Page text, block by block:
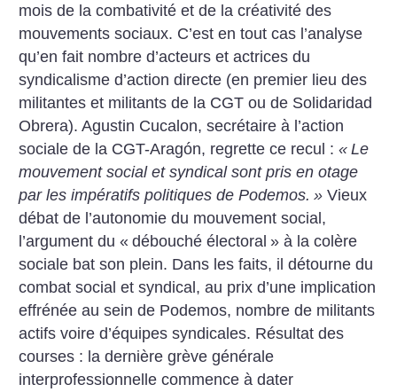
mois de la combativité et de la créativité des
mouvements sociaux. C’est en tout cas l’analyse
qu’en fait nombre d’acteurs et actrices du
syndicalisme d’action directe (en premier lieu des
militantes et militants de la CGT ou de Solidaridad
Obrera). Agustin Cucalon, secrétaire à l’action
sociale de la CGT-Aragón, regrette ce recul :« Le
mouvement social et syndical sont pris en otage
par les impératifs politiques de Podemos. » Vieux
débat de l’autonomie du mouvement social,
l’argument du « débouché électoral » à la colère
sociale bat son plein. Dans les faits, il détourne du
combat social et syndical, au prix d’une implication
effrénée au sein de Podemos, nombre de militants
actifs voire d’équipes syndicales. Résultat des
courses : la dernière grève générale
interprofessionnelle commence à dater